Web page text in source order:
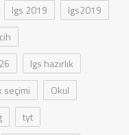
lgs 2019
lgs2019
lgs hazırlık
seçimi
Okul
tyt